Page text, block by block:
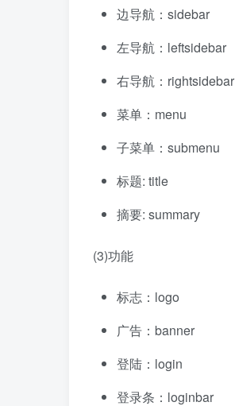
边导航：sidebar
左导航：leftsidebar
右导航：rightsidebar
菜单：menu
子菜单：submenu
标题: title
摘要: summary
(3)功能
标志：logo
广告：banner
登陆：login
登录条：loginbar